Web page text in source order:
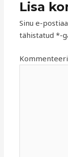
Lisa
Sinu e-
tähistatud*-